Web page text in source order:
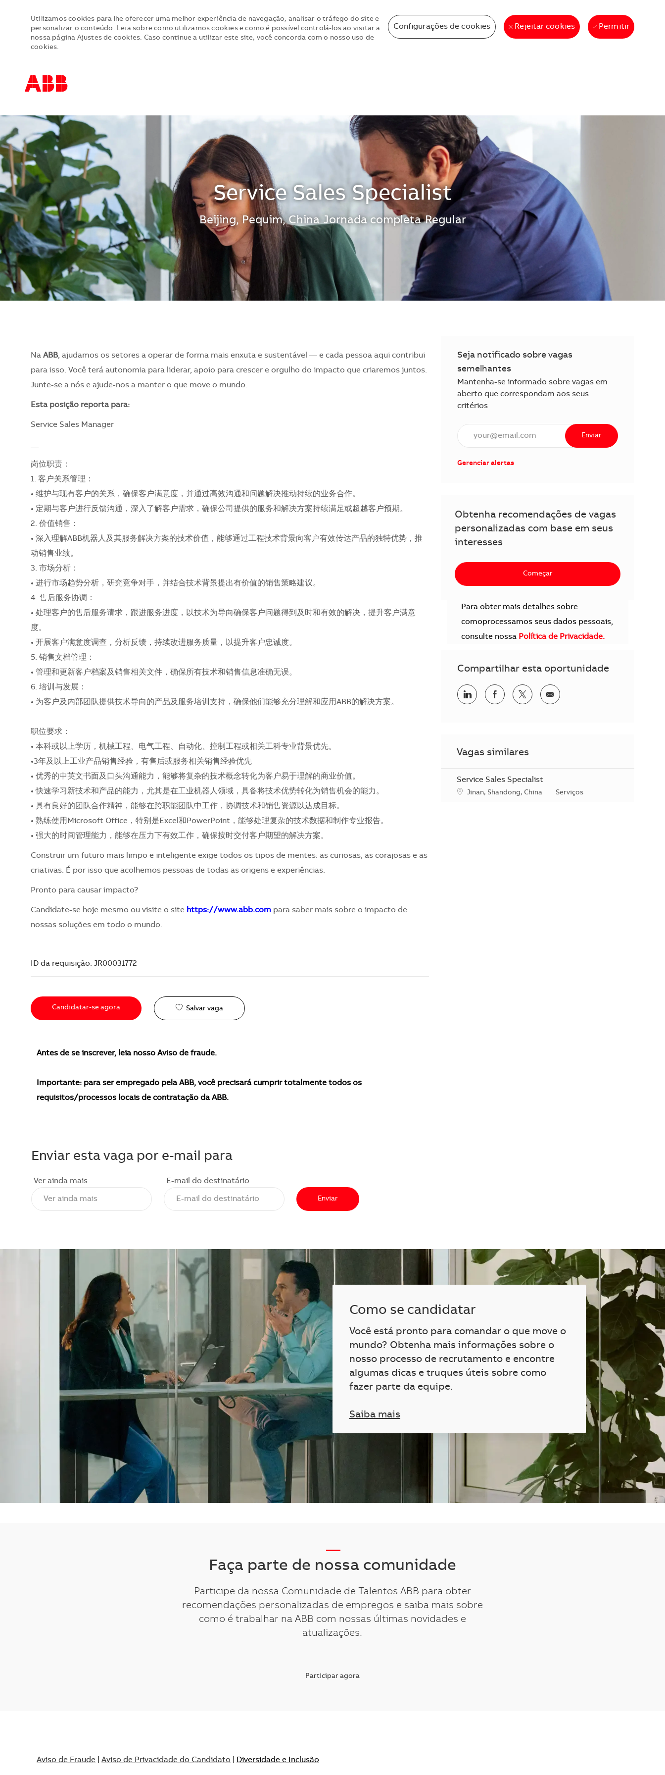
Utilizamos cookies para lhe oferecer uma melhor experiência de navegação, analisar o tráfego do site e
personalizar o conteúdo. Leia sobre como utilizamos cookies e como é possível controlá-los ao visitar a
nossa página Ajustes de cookies. Caso continue a utilizar este site, você concorda com o nosso uso de
cookies.
Configurações de cookies Rejeitar cookies Permitir
Service Sales Specialist
Localização
Beijing, Pequim, China Jornada completa Regular
Na ABB, ajudamos os setores a operar de forma mais enxuta e sustentável — e cada pessoa aqui contribui
para isso. Você terá autonomia para liderar, apoio para crescer e orgulho do impacto que criaremos juntos.
Junte-se a nós e ajude-nos a manter o que move o mundo.
​Esta posição reporta para:
Service Sales Manager
岗位职责：
1. 客户关系管理：
• 维护与现有客户的关系，确保客户满意度，并通过高效沟通和问题解决推动持续的业务合作。
• 定期与客户进行反馈沟通，深入了解客户需求，确保公司提供的服务和解决方案持续满足或超越客户预期。
2. 价值销售：
• 深入理解ABB机器人及其服务解决方案的技术价值，能够通过工程技术背景向客户有效传达产品的独特优势，推
动销售业绩。
3. 市场分析：
• 进行市场趋势分析，研究竞争对手，并结合技术背景提出有价值的销售策略建议。
4. 售后服务协调：
• 处理客户的售后服务请求，跟进服务进度，以技术为导向确保客户问题得到及时和有效的解决，提升客户满意
度。
• 开展客户满意度调查，分析反馈，持续改进服务质量，以提升客户忠诚度。
5. 销售文档管理：
• 管理和更新客户档案及销售相关文件，确保所有技术和销售信息准确无误。
6. 培训与发展：
• 为客户及内部团队提供技术导向的产品及服务培训支持，确保他们能够充分理解和应用ABB的解决方案。
职位要求：
• 本科或以上学历，机械工程、电气工程、自动化、控制工程或相关工科专业背景优先。
•3年及以上工业产品销售经验，有售后或服务相关销售经验优先
• 优秀的中英文书面及口头沟通能力，能够将复杂的技术概念转化为客户易于理解的商业价值。
• 快速学习新技术和产品的能力，尤其是在工业机器人领域，具备将技术优势转化为销售机会的能力。
• 具有良好的团队合作精神，能够在跨职能团队中工作，协调技术和销售资源以达成目标。
• 熟练使用Microsoft Office，特别是Excel和PowerPoint，能够处理复杂的技术数据和制作专业报告。
• 强大的时间管理能力，能够在压力下有效工作，确保按时交付客户期望的解决方案。
Construir um futuro mais limpo e inteligente exige todos os tipos de mentes: as curiosas, as corajosas e as
criativas. É por isso que acolhemos pessoas de todas as origens e experiências.
Pronto para causar impacto?
Candidate-se hoje mesmo ou visite o site https://www.abb.com para saber mais sobre o impacto de
nossas soluções em todo o mundo.
ID da requisição: JR00031772
Candidatar-se agora Salvar vaga
Antes de se inscrever, leia nosso Aviso de fraude.
Importante: para ser empregado pela ABB, você precisará cumprir totalmente todos os
requisitos/processos locais de contratação da ABB.
Enviar esta vaga por e-mail para
Ver ainda mais E-mail do destinatário
Enviar
Seja notificado sobre vagas
semelhantes
Mantenha-se informado sobre vagas em
aberto que correspondam aos seus
critérios
Insira o endereço de e-mail (obrigatório)
Enviar
Gerenciar alertas
Obtenha recomendações de vagas
personalizadas com base em seus
interesses
Começar
Para obter mais detalhes sobre
comoprocessamos seus dados pessoais,
consulte nossa Política de Privacidade.
Compartilhar esta oportunidade
Compartilhar no LinkedIn
Compartilhar no Facebook
Compartilhar no twitter
Compartilhar por e-mail
Vagas similares
Service Sales Specialist
Localização
Jinan, Shandong, China Categoria
Serviços
Como se candidatar
Você está pronto para comandar o que move o
mundo? Obtenha mais informações sobre o
nosso processo de recrutamento e encontre
algumas dicas e truques úteis sobre como
fazer parte da equipe.
Saiba mais
Faça parte de nossa comunidade
Participe da nossa Comunidade de Talentos ABB para obter
recomendações personalizadas de empregos e saiba mais sobre
como é trabalhar na ABB com nossas últimas novidades e
atualizações.
Participar agora
Aviso de Fraude Aviso de Privacidade do Candidato Diversidade e Inclusão